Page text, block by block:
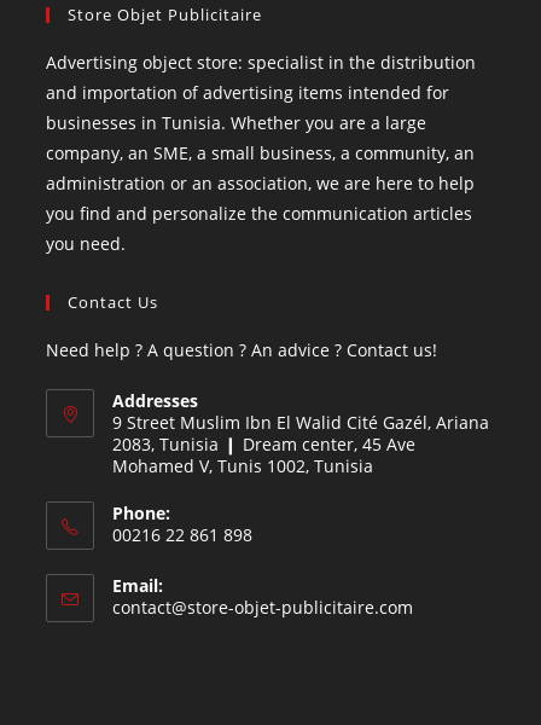
Store Objet Publicitaire
Advertising object store: specialist in the distribution
and importation of advertising items intended for
businesses in Tunisia. Whether you are a large
company, an SME, a small business, a community, an
administration or an association, we are here to help
you find and personalize the communication articles
you need.
Contact Us
Need help ? A question ? An advice ? Contact us!
Addresses
9 Street Muslim Ibn El Walid Cité Gazél, Ariana
2083, Tunisia ❙ Dream center, 45 Ave
Mohamed V, Tunis 1002, Tunisia
Phone:
00216 22 861 898
Email:
contact@store-objet-publicitaire.com